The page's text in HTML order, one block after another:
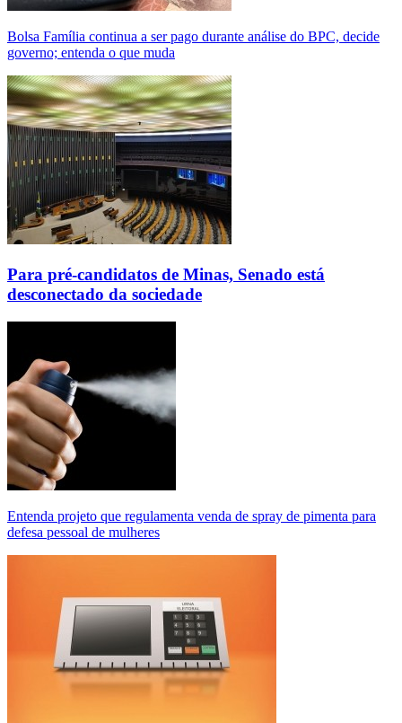
Bolsa Família continua a ser pago durante análise do BPC, decide
governo; entenda o que muda
Para pré-candidatos de Minas, Senado está
desconectado da sociedade
Entenda projeto que regulamenta venda de spray de pimenta para
defesa pessoal de mulheres